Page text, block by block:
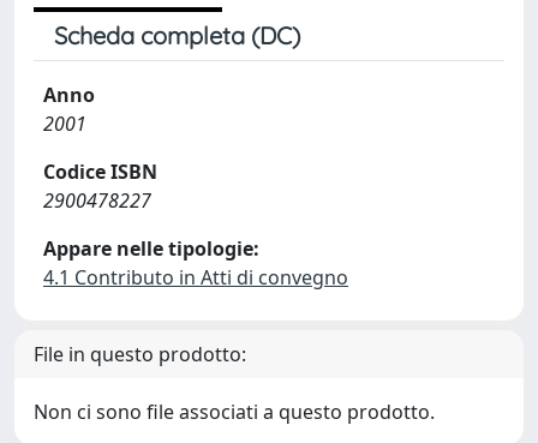
Scheda completa (DC)
Anno
2001
Codice ISBN
2900478227
Appare nelle tipologie:
4.1 Contributo in Atti di convegno
File in questo prodotto:
Non ci sono file associati a questo prodotto.